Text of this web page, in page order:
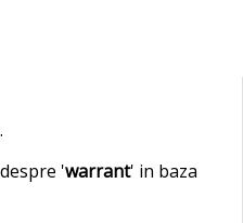
'warrant' in baza